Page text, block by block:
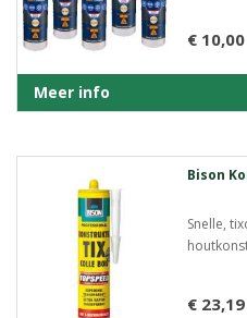
€ 10,00
Meer info
Bison
Snelle,
€ 23,19